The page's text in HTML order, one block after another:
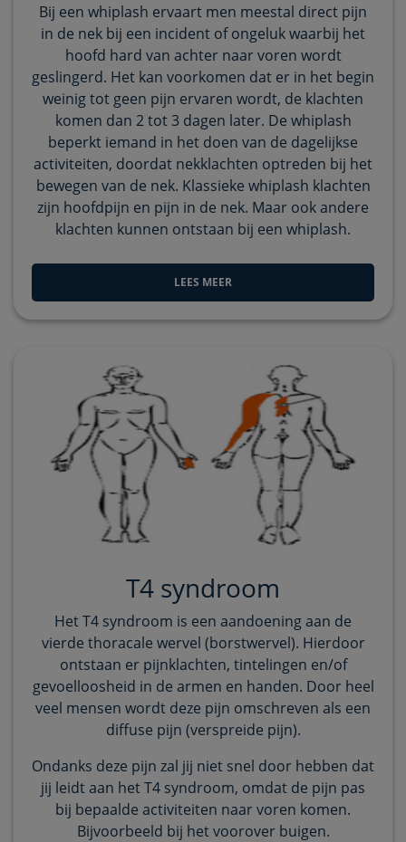
Bij een whiplash ervaart men meestal direct pijn
in de nek bij een incident of ongeluk waarbij het
hoofd hard van achter naar voren wordt
geslingerd. Het kan voorkomen dat er in het begin
weinig tot geen pijn ervaren wordt, de klachten
komen dan 2 tot 3 dagen later. De whiplash
beperkt iemand in het doen van de dagelijkse
activiteiten, doordat nekklachten optreden bij het
bewegen van de nek. Klassieke whiplash klachten
zijn hoofdpijn en pijn in de nek. Maar ook andere
klachten kunnen ontstaan bij een whiplash.
LEES MEER
T4 syndroom
Het T4 syndroom is een aandoening aan de
vierde thoracale wervel (borstwervel). Hierdoor
ontstaan er pijnklachten, tintelingen en/of
gevoelloosheid in de armen en handen. Door heel
veel mensen wordt deze pijn omschreven als een
diffuse pijn (verspreide pijn).
Ondanks deze pijn zal jij niet snel door hebben dat
jij leidt aan het T4 syndroom, omdat de pijn pas
bij bepaalde activiteiten naar voren komen.
Bijvoorbeeld bij het voorover buigen.